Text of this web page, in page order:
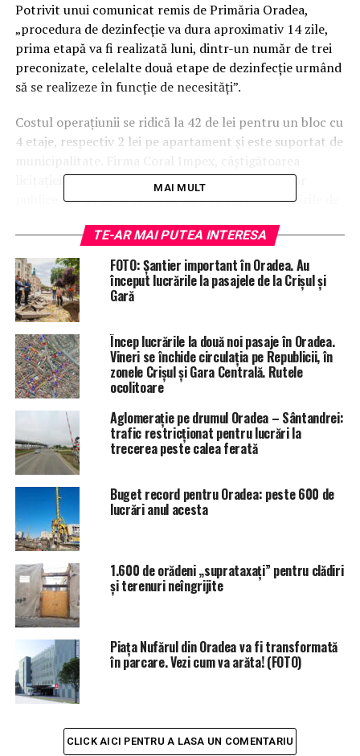
Potrivit unui comunicat remis de Primăria Oradea,
„procedura de dezinfecţie va dura aproximativ 14 zile,
prima etapă va fi realizată luni, dintr-un număr de trei
preconizate, celelalte două etape de dezinfecţie urmând
să se realizeze în funcţie de necesităţi”.
Costul operaţiunii se ridică la 42 de lei pentru un bloc cu
4 etaje, respectiv 2 lei pe apartament şi este suportat de
licitaţiei pentru dezinsecţia şi deratizarea spaţiilor
publice din Oradea, este cea care va executa lucrările de
O altă prevedere a Ordonanţei este asigurarea de
dozatoare şi substanţe biocide pentru dotarea scărilor
de bloc, însă administraţia orădeană nu a găsit încă
furnizori.
„Primăria Oradea a solicitat firmelor autorizate
necesarul de aparate, dar până în prezent, din lipsă de
stocuri, nu suntem în măsură să asigurăm acest
ETICHETE: CORONAVIRUS DEINFECTIE
PRIMARIA ORADEA
RECOMANDAT
URMATORUL
Oradea mea iubită: un catalog digital cu imagini
realizate de fotografi străini va fi lansat la Galeria Euro
Foto Art
NU RATATI
Bolojan vrea ca toții orădenii care merg la serviciu să
fie măsurați cu termometrul (VIDEO)
MAI MULT
TE-AR MAI PUTEA INTERESA
FOTO: Șantier important în Oradea. Au
început lucrările la pasajele de la Crișul și
Gară
Încep lucrările la două noi pasaje în Oradea.
Vineri se închide circulația pe Republicii, în
zonele Crișul și Gara Centrală. Rutele
ocolitoare
Aglomerație pe drumul Oradea – Sântandrei:
trafic restricționat pentru lucrări la
trecerea peste calea ferată
Buget record pentru Oradea: peste 600 de
lucrări anul acesta
1.600 de orădeni „suprataxaţi” pentru clădiri
și terenuri neîngrijite
Piaţa Nufărul din Oradea va fi transformată
în parcare. Vezi cum va arăta! (FOTO)
CLICK AICI PENTRU A LASA UN COMENTARIU